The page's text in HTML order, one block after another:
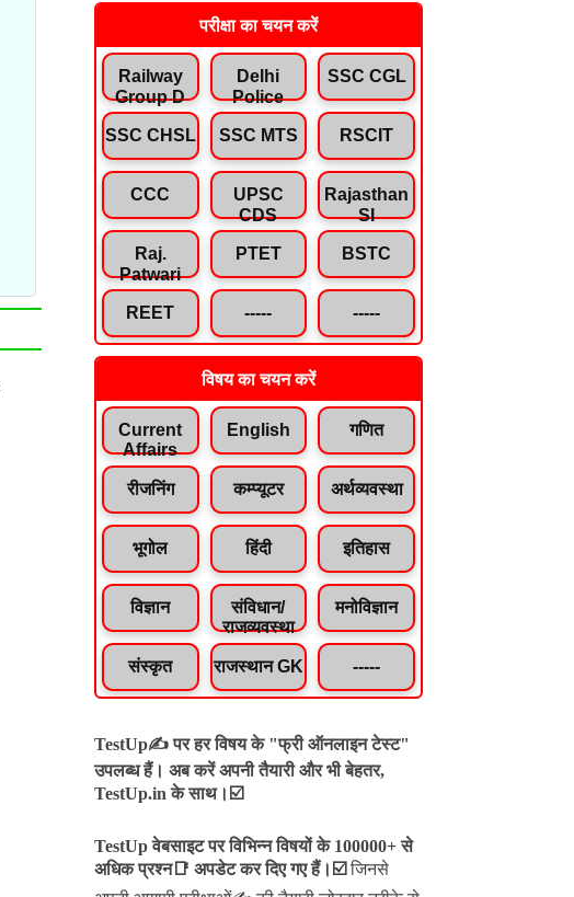
परीक्षा का चयन करें
Railway
Group D
Delhi
Police
SSC CGL
SSC CHSL SSC MTS RSCIT
CCC
UPSC
CDS
Rajasthan
SI
Raj.
Patwari
PTET BSTC
REET ----- -----
विषय का चयन करें
Current
Affairs
English गणित
रीजनिंग कम्प्यूटर अर्थव्यवस्था
भूगोल हिंदी इतिहास
विज्ञान
संविधान/
राजव्यवस्था
मनोविज्ञान
संस्कृत राजस्थान GK -----
TestUp✍️ पर हर विषय के "फ्री ऑनलाइन टेस्ट"
उपलब्ध हैं। अब करें अपनी तैयारी और भी बेहतर,
TestUp.in के साथ।☑️
TestUp वेबसाइट पर विभिन्न विषयों के 100000+ से
अधिक प्रश्न📑 अपडेट कर दिए गए हैं। ☑️ जिनसे